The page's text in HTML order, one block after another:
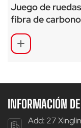
Juego de
fibra de
bicicleta de
21 agujeros, SA-
INFORMACIÓN
Add: 27